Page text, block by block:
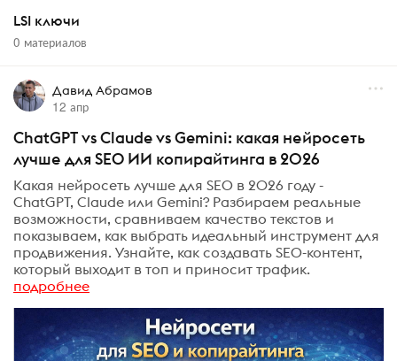
LSI ключи
0 материалов
Давид Абрамов
12 апр
ChatGPT vs Claude vs Gemini: какая нейросеть
лучше для SEO ИИ копирайтинга в 2026
Какая нейросеть лучше для SEO в 2026 году -
ChatGPT, Claude или Gemini? Разбираем реальные
возможности, сравниваем качество текстов и
показываем, как выбрать идеальный инструмент для
продвижения. Узнайте, как создавать SEO-контент,
который выходит в топ и приносит трафик.
подробнее